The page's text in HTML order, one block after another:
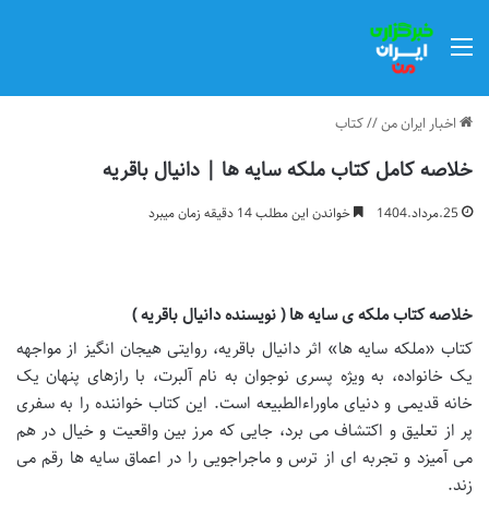
اخبار ایران من//کتاب
خلاصه کامل کتاب ملکه سایه ها | دانیال باقریه
25.مرداد.1404 خواندن این مطلب 14 دقیقه زمان میبرد
خلاصه کتاب ملکه ی سایه ها ( نویسنده دانیال باقریه )
کتاب «ملکه سایه ها» اثر دانیال باقریه، روایتی هیجان انگیز از مواجهه
یک خانواده، به ویژه پسری نوجوان به نام آلبرت، با رازهای پنهان یک
خانه قدیمی و دنیای ماوراءالطبیعه است. این کتاب خواننده را به سفری
پر از تعلیق و اکتشاف می برد، جایی که مرز بین واقعیت و خیال در هم
می آمیزد و تجربه ای از ترس و ماجراجویی را در اعماق سایه ها رقم می
زند.